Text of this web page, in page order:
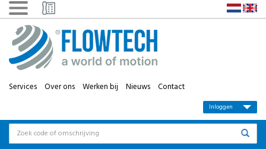
Services Over ons Werken bij Nieuws Contact
Inloggen